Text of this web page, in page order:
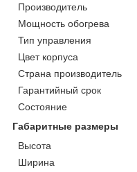
Производитель
Мощность обогрева
Тип управления
Цвет корпуса
Страна производитель
Гарантийный срок
Состояние
Габаритные размеры
Высота
Ширина